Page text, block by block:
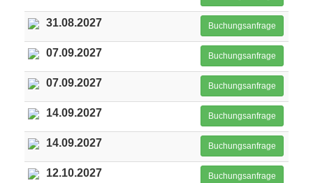
31.08.2027 Buchungsanfrage
07.09.2027 Buchungsanfrage
07.09.2027 Buchungsanfrage
14.09.2027 Buchungsanfrage
14.09.2027 Buchungsanfrage
12.10.2027 Buchungsanfrage